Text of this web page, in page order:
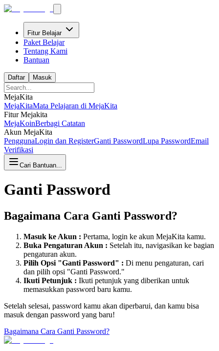
Fitur Belajar
Paket Belajar
Tentang Kami
Bantuan
Daftar Masuk
MejaKita
MejaKitaMata Pelajaran di MejaKita
Fitur Mejakita
MejaKoinBerbagi Catatan
Akun MejaKita
PenggunaLogin dan RegisterGanti PasswordLupa PasswordEmail
Verifikasi
Cari Bantuan...
Ganti Password
Bagaimana Cara Ganti Password?
Masuk ke Akun : Pertama, login ke akun MejaKita kamu.
Buka Pengaturan Akun : Setelah itu, navigasikan ke bagian
pengaturan akun.
Pilih Opsi "Ganti Password" : Di menu pengaturan, cari
dan pilih opsi "Ganti Password."
Ikuti Petunjuk : Ikuti petunjuk yang diberikan untuk
memasukkan password baru kamu.
Setelah selesai, password kamu akan diperbarui, dan kamu bisa
masuk dengan password yang baru!
Bagaimana Cara Ganti Password?